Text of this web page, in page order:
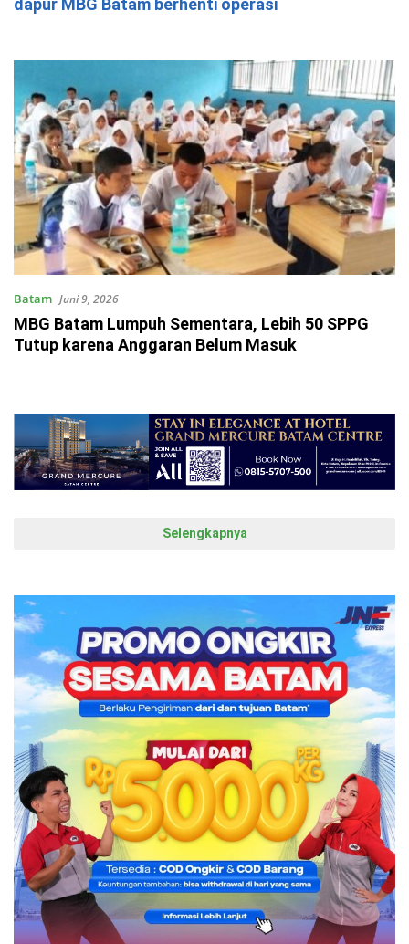
dapur MBG Batam berhenti operasi
Batam Juni 9, 2026
MBG Batam Lumpuh Sementara, Lebih 50 SPPG
Tutup karena Anggaran Belum Masuk
Selengkapnya